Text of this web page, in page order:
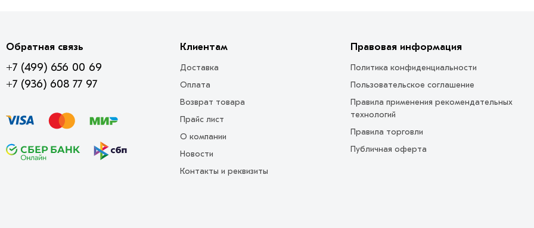
Обратная связь
+7 (499) 656 00 69
+7 (936) 608 77 97
Клиентам
Доставка
Оплата
Возврат товара
Прайс лист
О компании
Новости
Контакты и реквизиты
Правовая информация
Политика конфиденциальности
Пользовательское соглашение
Правила применения рекомендательных
технологий
Правила торговли
Публичная оферта